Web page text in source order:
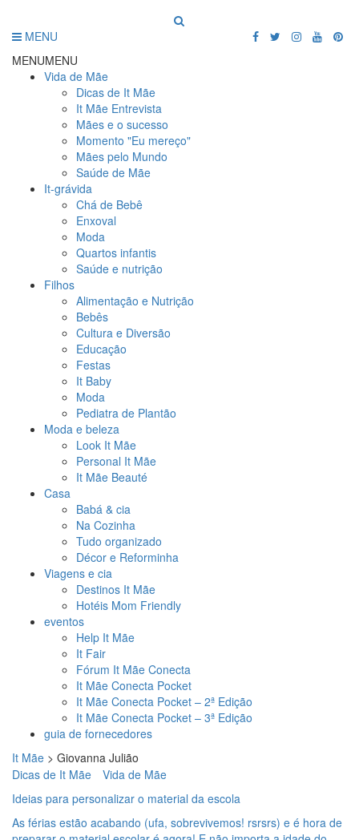
MENU
MENUMENU
Vida de Mãe
Dicas de It Mãe
It Mãe Entrevista
Mães e o sucesso
Momento "Eu mereço"
Mães pelo Mundo
Saúde de Mãe
It-grávida
Chá de Bebê
Enxoval
Moda
Quartos infantis
Saúde e nutrição
Filhos
Alimentação e Nutrição
Bebês
Cultura e Diversão
Educação
Festas
It Baby
Moda
Pediatra de Plantão
Moda e beleza
Look It Mãe
Personal It Mãe
It Mãe Beauté
Casa
Babá & cia
Na Cozinha
Tudo organizado
Décor e Reforminha
Viagens e cia
Destinos It Mãe
Hotéis Mom Friendly
eventos
Help It Mãe
It Fair
Fórum It Mãe Conecta
It Mãe Conecta Pocket
It Mãe Conecta Pocket – 2ª Edição
It Mãe Conecta Pocket – 3ª Edição
guia de fornecedores
It Mãe > Giovanna Julião
Dicas de It Mãe
Vida de Mãe
Ideias para personalizar o material da escola
As férias estão acabando (ufa, sobrevivemos! rsrsrs) e é hora de